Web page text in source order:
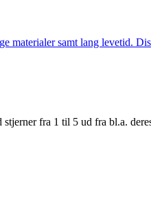
samt lang levetid.
fra 1 til 5 ud fra bl.a.